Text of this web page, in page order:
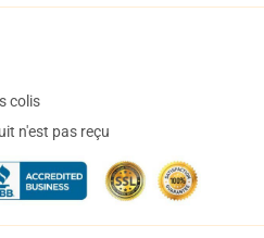
colis
n'est pas reçu